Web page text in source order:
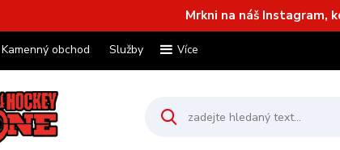
Mrkni na náš Instagram,
Kamenný obchod Služby Více